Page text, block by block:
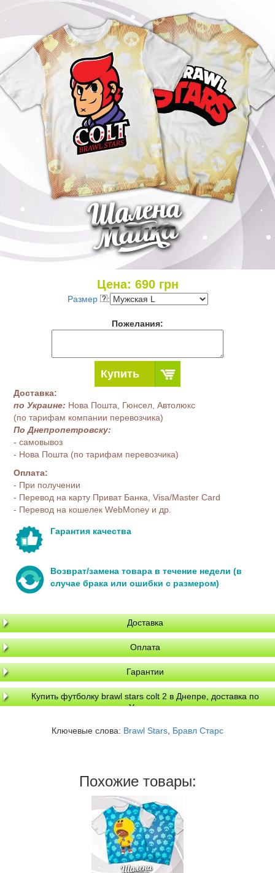
Цена: 690грн
Размер :
Пожелания:
Купить
Доставка:
по Украине: Нова Пошта, Гюнсел, Автолюкс
(по тарифам компании перевозчика)
По Днепропетровску:
- самовывоз
- Нова Пошта (по тарифам перевозчика)
Оплата:
- При получении
- Перевод на карту Приват Банка, Visa/Master Card
- Перевод на кошелек WebMoney и др.
Гарантия качества
Возврат/замена товара в течение недели (в
случае брака или ошибки с размером)
Доставка
Оплата
Гарантии
Купить футболку brawl stars colt 2 в Днепре, доставка по
Украине
Ключевые слова: Brawl Stars Бравл Старс
Похожие товары: